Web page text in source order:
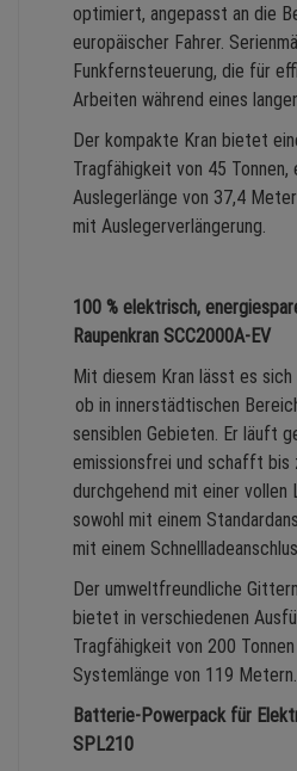
optimiert, angepasst an die
europäischer Fahrer.
Funkfernsteuerung, die für
Arbeiten während eines
Der kompakte Kran bietet
Tragfähigkeit von 45 Tonnen,
Auslegerlänge von 37,4
mit Auslegerverlängerung.
100 % elektrisch,
Raupenkran SCC2000A-EV
Mit diesem Kran lässt es
ob in innerstädtischen
sensiblen Gebieten. Er läuft
emissionsfrei und schafft bis
durchgehend mit einer vollen
sowohl mit einem
mit einem
Der umweltfreundliche
bietet in verschiedenen
Tragfähigkeit von 200
Systemlänge von 119 Metern.
Batterie-Powerpack für
SPL210